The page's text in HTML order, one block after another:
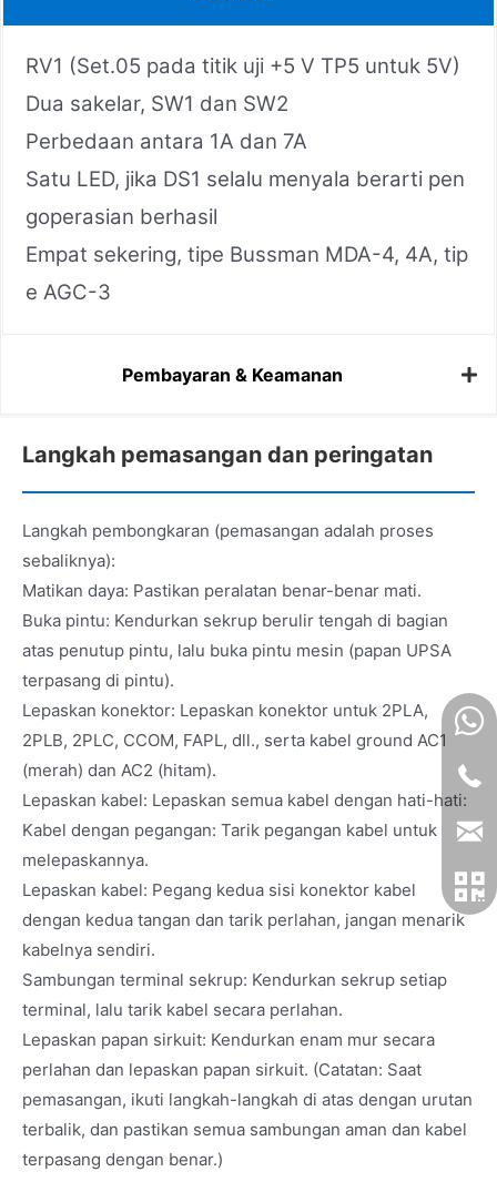
RV1 (Set.05 pada titik uji +5 V TP5 untuk 5V)
Dua sakelar, SW1 dan SW2
Perbedaan antara 1A dan 7A
Satu LED, jika DS1 selalu menyala berarti pen
goperasian berhasil
Empat sekering, tipe Bussman MDA-4, 4A, tip
e AGC-3
Pembayaran & Keamanan
Langkah pemasangan dan peringatan
Langkah pembongkaran (pemasangan adalah proses
sebaliknya):
Matikan daya: Pastikan peralatan benar-benar mati.
Buka pintu: Kendurkan sekrup berulir tengah di bagian
atas penutup pintu, lalu buka pintu mesin (papan UPSA
terpasang di pintu).
Lepaskan konektor: Lepaskan konektor untuk 2PLA,
2PLB, 2PLC, CCOM, FAPL, dll., serta kabel ground AC1
(merah) dan AC2 (hitam).
Lepaskan kabel: Lepaskan semua kabel dengan hati-hati:
Kabel dengan pegangan: Tarik pegangan kabel untuk
melepaskannya.
Lepaskan kabel: Pegang kedua sisi konektor kabel
dengan kedua tangan dan tarik perlahan, jangan menarik
kabelnya sendiri.
Sambungan terminal sekrup: Kendurkan sekrup setiap
terminal, lalu tarik kabel secara perlahan.
Lepaskan papan sirkuit: Kendurkan enam mur secara
perlahan dan lepaskan papan sirkuit. (Catatan: Saat
pemasangan, ikuti langkah-langkah di atas dengan urutan
terbalik, dan pastikan semua sambungan aman dan kabel
terpasang dengan benar.)